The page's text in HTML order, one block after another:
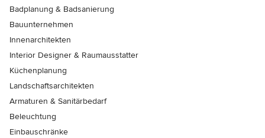
Badplanung & Badsanierung
Bauunternehmen
Innenarchitekten
Interior Designer & Raumausstatter
Küchenplanung
Landschaftsarchitekten
Armaturen & Sanitärbedarf
Beleuchtung
Einbauschränke